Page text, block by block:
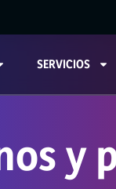
SERVICIOS
y